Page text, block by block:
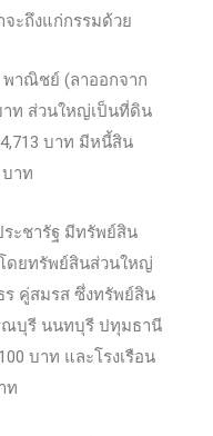
จะถึงแก่กรรมด้วย
าณิชย์ (ลาออกจาก
าท ส่วนใหญ่เป็นที่ดิน
บาท มีหนี้สิน
บาท
ระชารัฐ มีทรัพย์สิน
ดยทรัพย์สินส่วนใหญ่
ร คู่สมรส ซึ่งทรัพย์สิน
ณบุรี นนทบุรี ปทุมธานี
บาท และโรงเรือน
ท